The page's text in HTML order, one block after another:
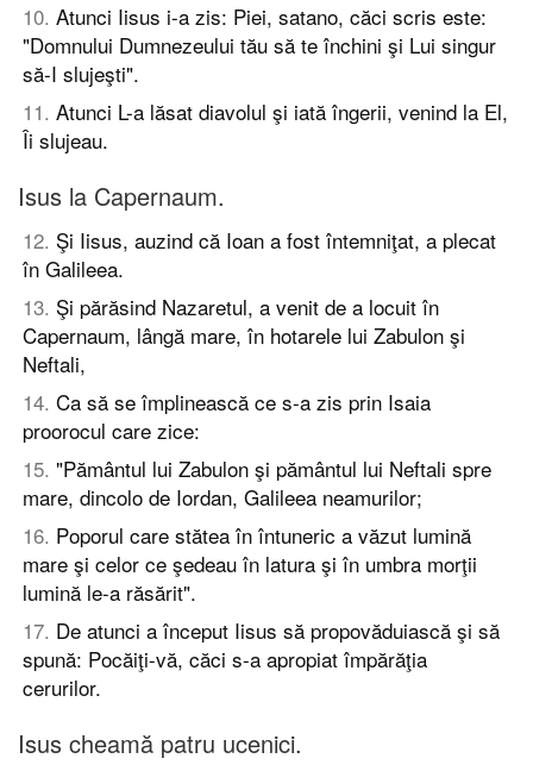
10. Atunci Iisus i-a zis: Piei, satano, căci scris este:
"Domnului Dumnezeului tău să te închini şi Lui singur
să-I slujeşti".
11. Atunci L-a lăsat diavolul şi iată îngerii, venind la El,
Îi slujeau.
Isus la Capernaum.
12. Şi Iisus, auzind că Ioan a fost întemniţat, a plecat
în Galileea.
13. Şi părăsind Nazaretul, a venit de a locuit în
Capernaum, lângă mare, în hotarele lui Zabulon şi
Neftali,
14. Ca să se împlinească ce s-a zis prin Isaia
proorocul care zice:
15. "Pământul lui Zabulon şi pământul lui Neftali spre
mare, dincolo de Iordan, Galileea neamurilor;
16. Poporul care stătea în întuneric a văzut lumină
mare şi celor ce şedeau în latura şi în umbra morţii
lumină le-a răsărit".
17. De atunci a început Iisus să propovăduiască şi să
spună: Pocăiţi-vă, căci s-a apropiat împărăţia
cerurilor.
Isus cheamă patru ucenici.